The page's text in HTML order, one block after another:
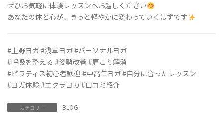
ぜひお気軽に体験レッスンへお越しください
あなたの体と心が、きっと軽やかに変わっていくはずです
#上野ヨガ #浅草ヨガ #パーソナルヨガ
#呼吸を整える #姿勢改善 #肩こり解消
#ピラティス初心者歓迎 #中高年ヨガ #自分に合ったレッスン
#ヨガ体験 #エクラヨガ #口コミ紹介
カテゴリー BLOG